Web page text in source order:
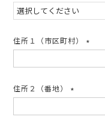
(必
須)
住所１（市区町村）
須)
住所２（番地）
須)